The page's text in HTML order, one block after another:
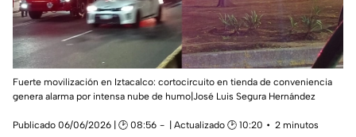
Fuerte movilización en Iztacalco: cortocircuito en tienda de conveniencia
genera alarma por intensa nube de humo|José Luis Segura Hernández
Publicado 06/06/2026 | 🕑 08:56 | Actualizado 🕑 10:20
2 minutos